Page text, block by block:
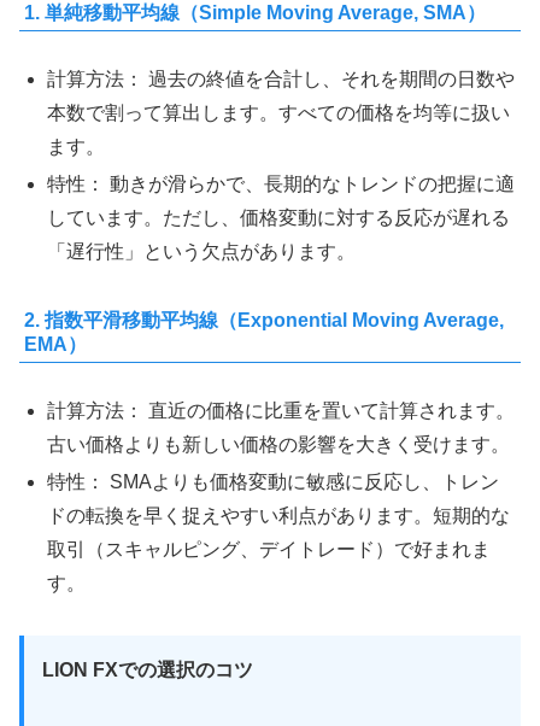
1. 単純移動平均線（Simple Moving Average, SMA）
計算方法： 過去の終値を合計し、それを期間の日数や
本数で割って算出します。すべての価格を均等に扱い
ます。
特性： 動きが滑らかで、長期的なトレンドの把握に適
しています。ただし、価格変動に対する反応が遅れる
「遅行性」という欠点があります。
2. 指数平滑移動平均線（Exponential Moving Average,
EMA）
計算方法： 直近の価格に比重を置いて計算されます。
古い価格よりも新しい価格の影響を大きく受けます。
特性： SMAよりも価格変動に敏感に反応し、トレン
ドの転換を早く捉えやすい利点があります。短期的な
取引（スキャルピング、デイトレード）で好まれま
す。
LION FXでの選択のコツ